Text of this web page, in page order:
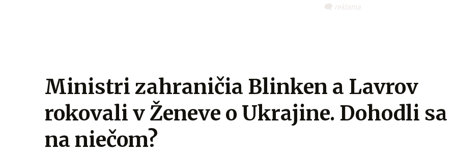
Ministri zahraničia Blinken a Lavrov
rokovali v Ženeve o Ukrajine. Dohodli sa
na niečom?